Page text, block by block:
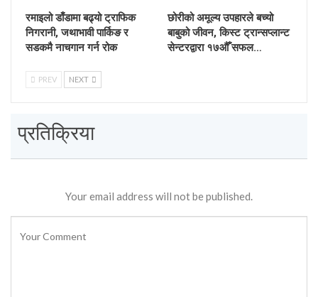
रमाइलो डाँडामा बढ्यो ट्राफिक
निगरानी, जथाभावी पार्किङ र
सडकमै नाचगान गर्न रोक
छोरीको अमूल्य उपहारले बच्यो
बाबुको जीवन, किस्ट ट्रान्सप्लान्ट
सेन्टरद्वारा १७औँ सफल…
PREV NEXT
प्रतिक्रिया
Your email address will not be published.